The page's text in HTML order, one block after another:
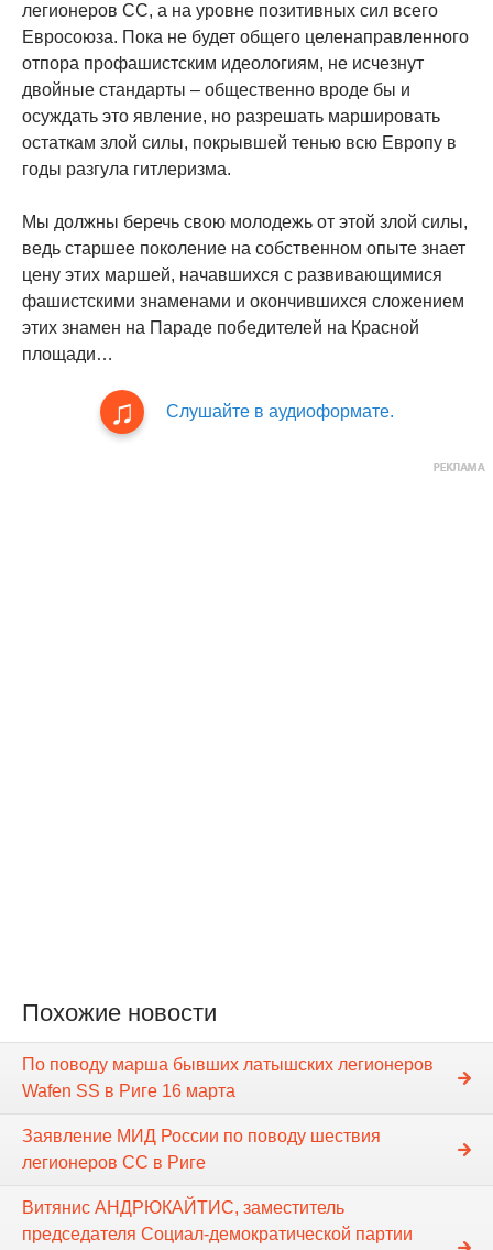
легионеров СС, а на уровне позитивных сил всего
Евросоюза. Пока не будет общего целенаправленного
отпора профашистским идеологиям, не исчезнут
двойные стандарты – общественно вроде бы и
осуждать это явление, но разрешать маршировать
остаткам злой силы, покрывшей тенью всю Европу в
годы разгула гитлеризма.
Мы должны беречь свою молодежь от этой злой силы,
ведь старшее поколение на собственном опыте знает
цену этих маршей, начавшихся с развивающимися
фашистскими знаменами и окончившихся сложением
этих знамен на Параде победителей на Красной
площади…
Слушайте в аудиоформате.
Похожие новости
По поводу марша бывших латышских легионеров
Wafen SS в Риге 16 марта
Заявление МИД России по поводу шествия
легионеров СС в Риге
Витянис АНДРЮКАЙТИС, заместитель
председателя Социал-демократической партии